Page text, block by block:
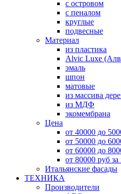
с островом
с пеналом
круглые
подвесные
Материал
из пластика
Alvic Luxe
эмаль
шпон
матовые
из массива
из МДФ
экомембрана
Цена
от 40000 до
от 50000 до
от 60000 до
от 80000 руб за
Итальянские фасады
ТЕХНИКА
Производители